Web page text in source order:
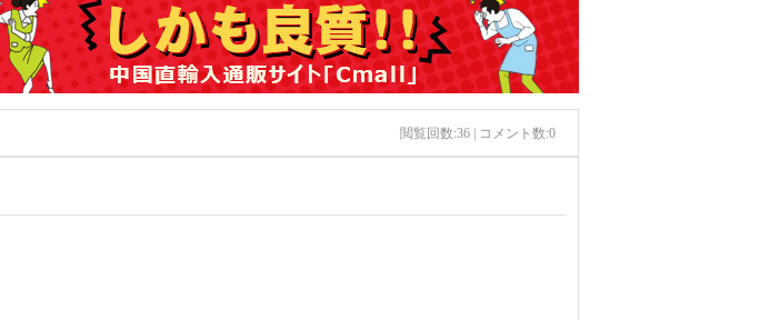
閲覧回数:36| コメント数:0